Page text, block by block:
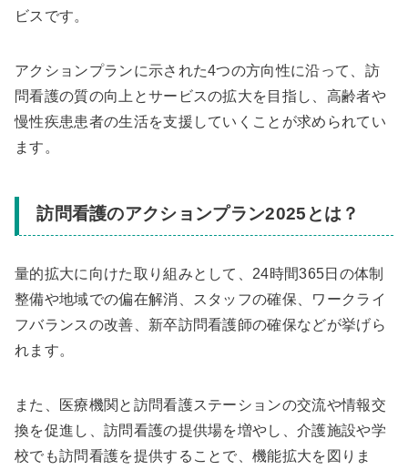
ビスです。
アクションプランに示された4つの方向性に沿って、訪
問看護の質の向上とサービスの拡大を目指し、高齢者や
慢性疾患患者の生活を支援していくことが求められてい
ます。
訪問看護のアクションプラン2025とは？
量的拡大に向けた取り組みとして、24時間365日の体制
整備や地域での偏在解消、スタッフの確保、ワークライ
フバランスの改善、新卒訪問看護師の確保などが挙げら
れます。
また、医療機関と訪問看護ステーションの交流や情報交
換を促進し、訪問看護の提供場を増やし、介護施設や学
校でも訪問看護を提供することで、機能拡大を図りま